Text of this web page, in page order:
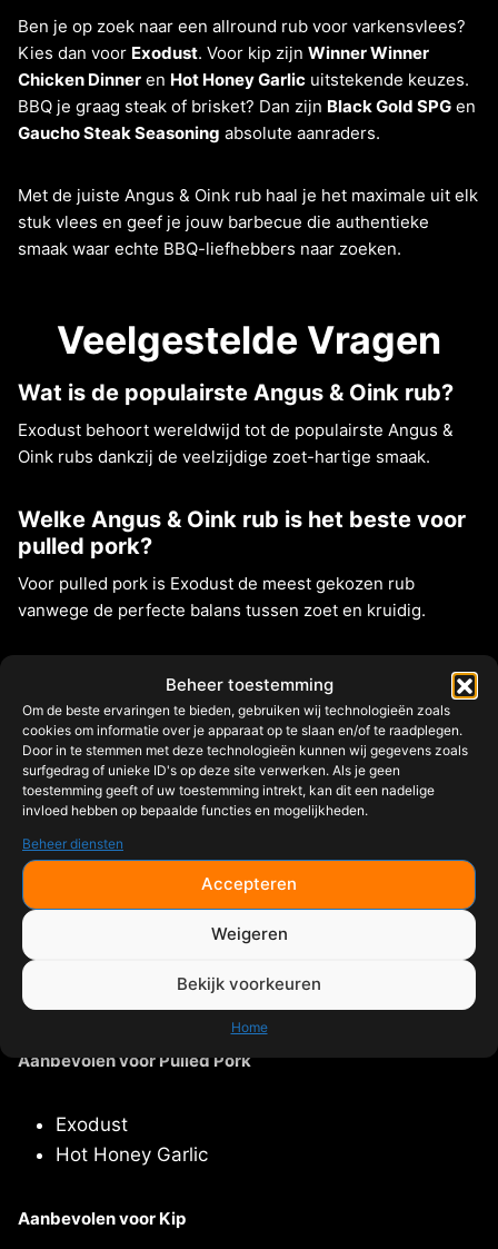
Beheer toestemming
Om de beste ervaringen te bieden, gebruiken wij technologieën zoals
cookies om informatie over je apparaat op te slaan en/of te raadplegen.
Door in te stemmen met deze technologieën kunnen wij gegevens zoals
surfgedrag of unieke ID's op deze site verwerken. Als je geen
toestemming geeft of uw toestemming intrekt, kan dit een nadelige
invloed hebben op bepaalde functies en mogelijkheden.
Beheer diensten
Accepteren
Weigeren
Bekijk voorkeuren
Home
Ben je op zoek naar een allround rub voor varkensvlees?
Kies dan voor Exodust. Voor kip zijn Winner Winner
Chicken Dinner en Hot Honey Garlic uitstekende keuzes.
BBQ je graag steak of brisket? Dan zijn Black Gold SPG en
Gaucho Steak Seasoning absolute aanraders.
Met de juiste Angus & Oink rub haal je het maximale uit elk
stuk vlees en geef je jouw barbecue die authentieke
smaak waar echte BBQ-liefhebbers naar zoeken.
Veelgestelde Vragen
Wat is de populairste Angus & Oink rub?
Exodust behoort wereldwijd tot de populairste Angus &
Oink rubs dankzij de veelzijdige zoet-hartige smaak.
Welke Angus & Oink rub is het beste voor
pulled pork?
Voor pulled pork is Exodust de meest gekozen rub
vanwege de perfecte balans tussen zoet en kruidig.
Welke Angus & Oink rub gebruik ik voor
steak?
Black Gold SPG en Gaucho Steak Seasoning zijn speciaal
geschikt voor steak, brisket en ander rundvlees.
Welke Angus & Oink rub is het beste voor
kip?
Winner Winner Chicken Dinner en Hot Honey Garlic zijn
de populairste keuzes voor kipgerechten.
Shop Angus & Oink Rubs
Aanbevolen voor Pulled Pork
Exodust
Hot Honey Garlic
Aanbevolen voor Kip